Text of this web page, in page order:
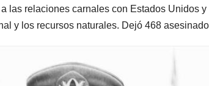
las relaciones carnales con Estados Unidos
y los recursos naturales. Dejó 468